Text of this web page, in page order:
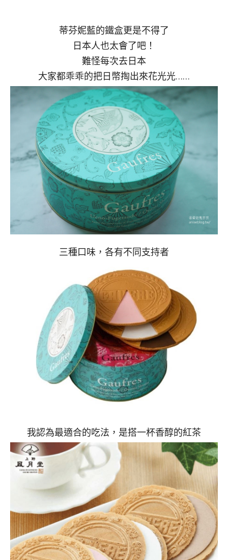
蒂芬妮藍的鐵盒更是不得了
日本人也太會了吧！
難怪每次去日本
大家都乖乖的把日幣掏出來花光光……
三種口味，各有不同支持者
我認為最適合的吃法，是搭一杯香醇的紅茶